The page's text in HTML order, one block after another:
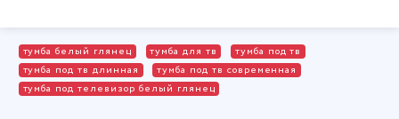
тумба белый глянец тумба для тв
тумба под тв
тумба под тв длинная
тумба под тв современная
тумба под телевизор белый глянец